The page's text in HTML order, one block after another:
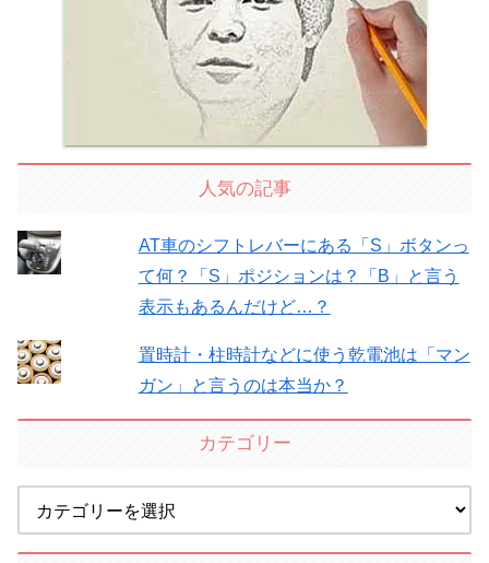
人気の記事
AT車のシフトレバーにある「S」ボタンっ
て何？「S」ポジションは？「B」と言う
表示もあるんだけど…？
置時計・柱時計などに使う乾電池は「マン
ガン」と言うのは本当か？
カテゴリー